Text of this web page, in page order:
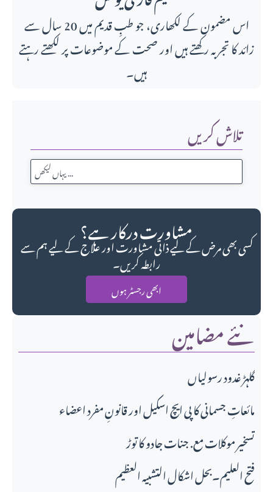
تلاش کریں
مشاورت درکار ہے؟
کسی بھی مرض کے لیے ذاتی مشاورت اور علاج کے لیے ہم سے
رابطہ کریں۔
ابھی رجسٹر ہوں
نئے مضامین
گلہڑ غدود رسولیاں
مائعاتِ جسمانی کا پی ایچ اسکیل اور قانونِ مفرد اعضاء
تسخیر موکلات مع. جنات جادو کا توڑ
فتح العلیم۔بحل اشکال التشبیہ العظیم
اس مضمون کے لکھاری، جو طبِ قدیم میں 20 سال سے
زائد کا تجربہ رکھتے ہیں اور صحت کے موضوعات پر لکھتے رہتے
ہیں۔